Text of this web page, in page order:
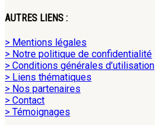
AUTRES LIENS :
> Mentions légales
> Notre politique de confidentialité
> Conditions générales d’utilisation
> Liens thématiques
> Nos partenaires
> Contact
> Témoignages